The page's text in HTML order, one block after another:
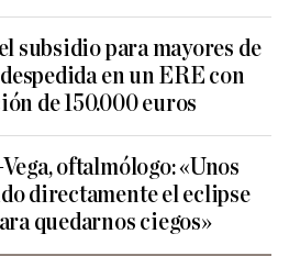
subsidio para mayores de
en un ERE con
de 150.000 euros
oftalmólogo: «Unos
directamente el eclipse
quedarnos ciegos»